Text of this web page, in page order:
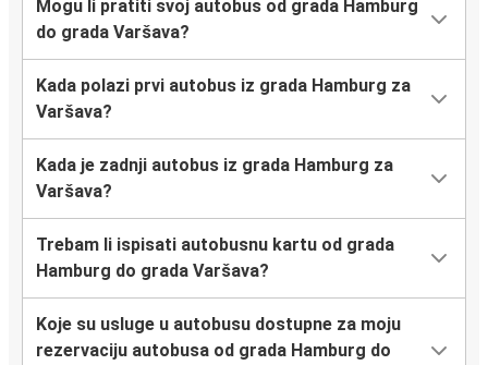
Mogu li pratiti svoj autobus od grada Hamburg
do grada Varšava?
Kada polazi prvi autobus iz grada Hamburg za
Varšava?
Kada je zadnji autobus iz grada Hamburg za
Varšava?
Trebam li ispisati autobusnu kartu od grada
Hamburg do grada Varšava?
Koje su usluge u autobusu dostupne za moju
rezervaciju autobusa od grada Hamburg do